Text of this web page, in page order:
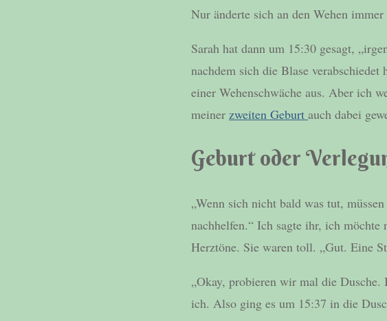
Nur änderte sich an den Wehen
Sarah hat dann um 15:30 gesagt,
nachdem sich die Blase
einer Wehenschwäche aus. Aber ich
meiner zweiten Geburt auch dabei
Geburt oder
„Wenn sich nicht bald was tut,
nachhelfen.“ Ich sagte ihr, ich
Herztöne. Sie waren toll. „Gut. Eine
„Okay, probieren wir mal die
ich. Also ging es um 15:37 in die